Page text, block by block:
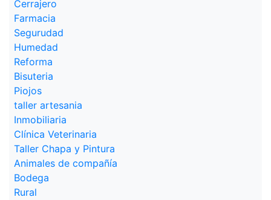
Cerrajero
Farmacia
Segurudad
Humedad
Reforma
Bisuteria
Piojos
taller artesania
Inmobiliaria
Clínica Veterinaria
Taller Chapa y Pintura
Animales de compañía
Bodega
Rural